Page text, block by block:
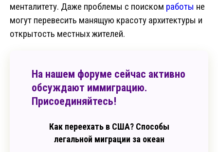
менталитету. Даже проблемы с поиском работы не
могут перевесить манящую красоту архитектуры и
открытость местных жителей.
На нашем форуме сейчас активно
обсуждают иммиграцию.
Присоединяйтесь!
Как переехать в США? Способы
легальной миграции за океан